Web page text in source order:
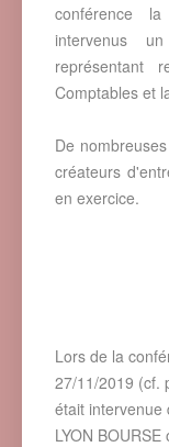
conférence
intervenus
représentant
Comptables et
De
créateurs
en exercice.
Lors de la
27/11/2019 (cf.
était intervenue
LYON